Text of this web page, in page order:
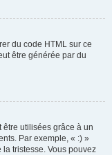
du code HTML sur ce
être générée par du
être utilisées grâce à un
Par exemple, « :) »
tristesse. Vous pouvez